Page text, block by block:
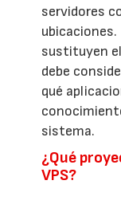
servidores
sustituyen
debe
qué
sistema.
¿Qué
VPS?